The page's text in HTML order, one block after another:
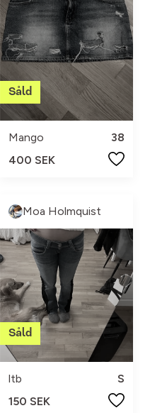
Mango
38
400 SEK
Moa Holmquist
ltb
S
150 SEK